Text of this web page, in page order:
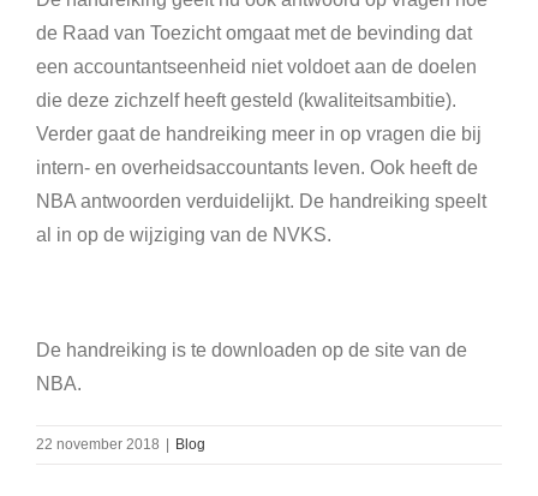
de Raad van Toezicht omgaat met de bevinding dat
een accountantseenheid niet voldoet aan de doelen
die deze zichzelf heeft gesteld (kwaliteitsambitie).
Verder gaat de handreiking meer in op vragen die bij
intern- en overheidsaccountants leven. Ook heeft de
NBA antwoorden verduidelijkt. De handreiking speelt
al in op de wijziging van de NVKS.
De handreiking is te downloaden op de site van de
NBA.
22 november 2018 | Blog